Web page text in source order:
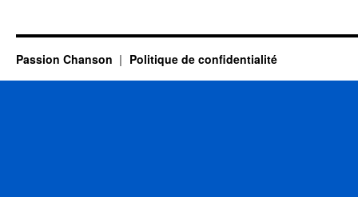
Passion Chanson Politique de confidentialité